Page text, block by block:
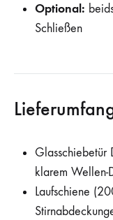
Optional:
Schließen
Glasschiebetür
klarem Wellen-
Laufschiene